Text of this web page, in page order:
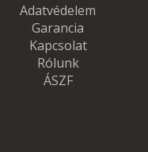
Adatvédelem
Garancia
Kapcsolat
Rólunk
ÁSZF